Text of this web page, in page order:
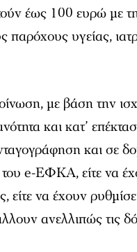
έως 100 ευρώ με
παρόχους υγείας,
με βάση την
και κατ’
και σε
του e-ΕΦΚΑ, είτε να
είτε να έχουν
ανελλιπώς τις